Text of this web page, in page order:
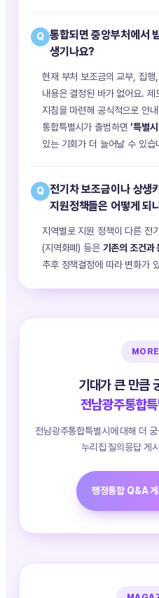
Q 통합되면 중앙부처에서
생기나요?
현재 부처 보조금의 교부, 집
내용은 결정된 바가 없어요.
지침을 마련해 공식적으로 안
통합특별시가 출범하면‘특별
있는 기회가 더 늘어날 수 있습
Q 전기차 보조금이나 상생
지원정책들은 어떻게 되
지역별로 지원 정책이 다른 전
(지역화폐) 등은 기존의 조건과
추후 정책결정에 따라 변화가
기대가 큰 만큼
전남광주통합
전남광주통합특별시에 대해 더
누리집 질의응답 게
행정통합 Q&A